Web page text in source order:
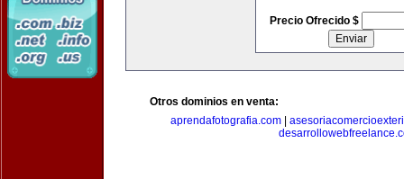
Precio Ofrecido $
Otros dominios en venta:
aprendafotografia.com